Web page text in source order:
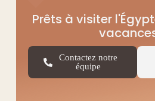
Prêts à visiter
Contactez notre
équipe